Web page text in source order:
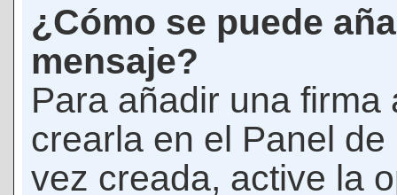
¿Cómo se puede
mensaje?
Para añadir una
crearla en el Panel
vez creada, active la